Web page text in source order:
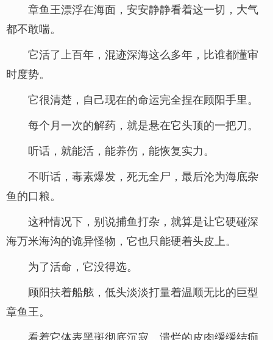
章鱼王漂浮在海面，安安静静看着这一切，大气
都不敢喘。
它活了上百年，混迹深海这么多年，比谁都懂审
时度势。
它很清楚，自己现在的命运完全捏在顾阳手里。
每个月一次的解药，就是悬在它头顶的一把刀。
听话，就能活，能养伤，能恢复实力。
不听话，毒素爆发，死无全尸，最后沦为海底杂
鱼的口粮。
这种情况下，别说捕鱼打杂，就算是让它硬碰深
海万米海沟的诡异怪物，它也只能硬着头皮上。
为了活命，它没得选。
顾阳扶着船舷，低头淡淡打量着温顺无比的巨型
章鱼王。
看着它体表黑斑彻底沉寂，溃烂的皮肉缓缓结痂